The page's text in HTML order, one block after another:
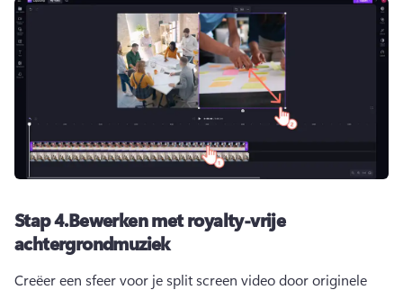
Stap 4.Bewerken met royalty-vrije
achtergrondmuziek
Creëer een sfeer voor je split screen video door originele